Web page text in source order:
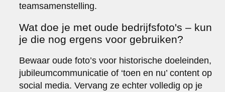
teamsamenstelling.
Wat doe je met oude bedrijfsfoto's – kun
je die nog ergens voor gebruiken?
Bewaar oude foto’s voor historische doeleinden,
jubileumcommunicatie of ‘toen en nu’ content op
social media. Vervang ze echter volledig op je